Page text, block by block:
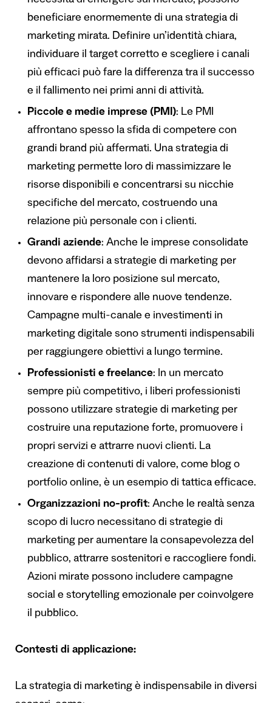
beneficiare enormemente di una strategia di
marketing mirata. Definire un’identità chiara,
individuare il target corretto e scegliere i canali
più efficaci può fare la differenza tra il successo
e il fallimento nei primi anni di attività.
Piccole e medie imprese (PMI): Le PMI
affrontano spesso la sfida di competere con
grandi brand più affermati. Una strategia di
marketing permette loro di massimizzare le
risorse disponibili e concentrarsi su nicchie
specifiche del mercato, costruendo una
relazione più personale con i clienti.
Grandi aziende: Anche le imprese consolidate
devono affidarsi a strategie di marketing per
mantenere la loro posizione sul mercato,
innovare e rispondere alle nuove tendenze.
Campagne multi-canale e investimenti in
marketing digitale sono strumenti indispensabili
per raggiungere obiettivi a lungo termine.
Professionisti e freelance: In un mercato
sempre più competitivo, i liberi professionisti
possono utilizzare strategie di marketing per
costruire una reputazione forte, promuovere i
propri servizi e attrarre nuovi clienti. La
creazione di contenuti di valore, come blog o
portfolio online, è un esempio di tattica efficace.
Organizzazioni no-profit: Anche le realtà senza
scopo di lucro necessitano di strategie di
marketing per aumentare la consapevolezza del
pubblico, attrarre sostenitori e raccogliere fondi.
Azioni mirate possono includere campagne
social e storytelling emozionale per coinvolgere
il pubblico.
Contesti di applicazione:
La strategia di marketing è indispensabile in diversi